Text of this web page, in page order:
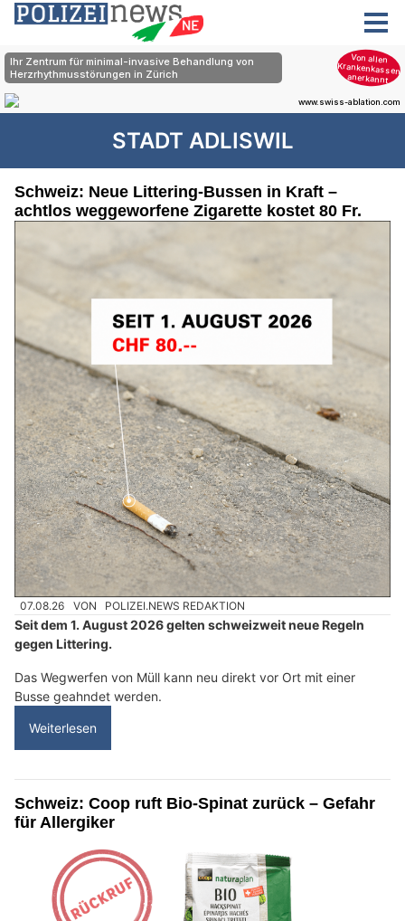
STADT ADLISWIL
Schweiz: Neue Littering-Bussen in Kraft –
achtlos weggeworfene Zigarette kostet 80 Fr.
07.08.26 VON POLIZEI.NEWS REDAKTION
Seit dem 1. August 2026 gelten schweizweit neue Regeln
gegen Littering.
Das Wegwerfen von Müll kann neu direkt vor Ort mit einer
Busse geahndet werden.
Weiterlesen
Schweiz: Coop ruft Bio-Spinat zurück – Gefahr
für Allergiker